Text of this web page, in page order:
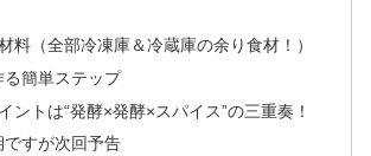
料（全部冷凍庫＆冷蔵庫の余り食材！）
る簡単ステップ
ントは“発酵×発酵×スパイス”の三重奏！
すが次回予告